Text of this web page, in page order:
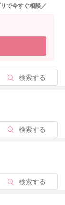
で今すぐ相談／
検索する
検索する
検索する